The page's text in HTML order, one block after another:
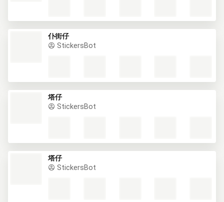
仆街仔
StickersBot
塔仔
StickersBot
塔仔
StickersBot